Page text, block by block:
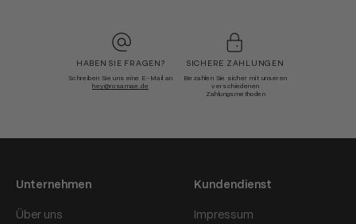
HABEN SIE FRAGEN?
Schreiben Sie uns eine E-Mail an
hey@rosamae.de
SICHERE ZAHLUNGEN
Bezahlen Sie sicher mit unseren
verschiedenen
Zahlungsmethoden
Unternehmen
Über uns
Kundendienst
Impressum